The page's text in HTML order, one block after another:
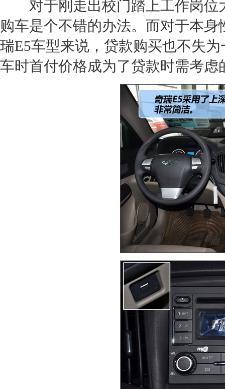
对于刚走出校门踏上工作岗位
购车是个不错的办法。而对于本
瑞E5车型来说，贷款购买也不失
车时首付价格成为了贷款时需考虑